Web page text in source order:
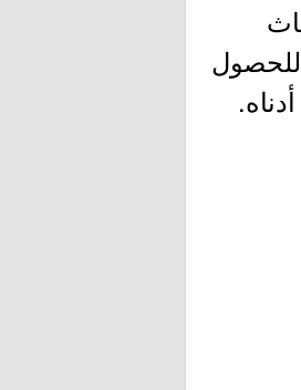
للحصول